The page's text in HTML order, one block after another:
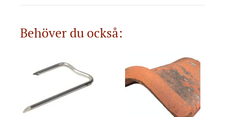
Behöver du också: